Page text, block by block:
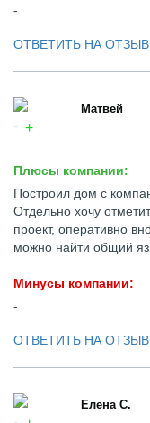
-
ОТВЕТИТЬ НА ОТЗЫВ
Матвей
Плюсы компании:
Построил дом с
Отдельно хочу
проект, оперативно
можно найти общий
Минусы компании:
-
ОТВЕТИТЬ НА ОТЗЫВ
Елена С.